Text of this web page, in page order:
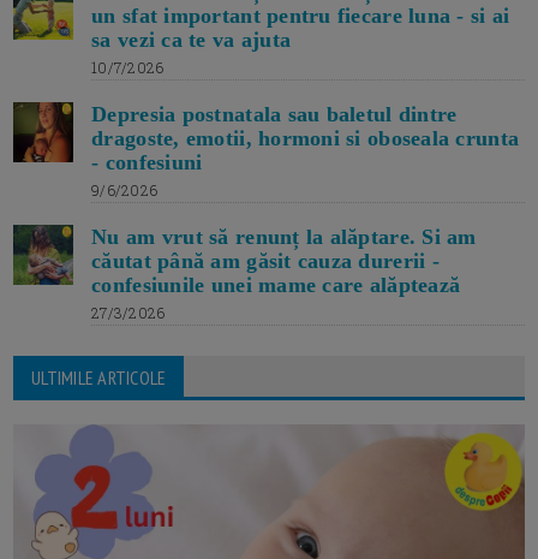
un sfat important pentru fiecare luna - si ai
sa vezi ca te va ajuta
10/7/2026
Depresia postnatala sau baletul dintre
dragoste, emotii, hormoni si oboseala crunta
- confesiuni
9/6/2026
Nu am vrut să renunț la alăptare. Si am
căutat până am găsit cauza durerii -
confesiunile unei mame care alăptează
27/3/2026
ULTIMILE ARTICOLE